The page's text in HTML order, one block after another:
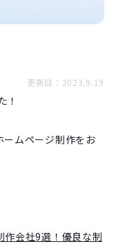
更新日：2023.9.19
！
ームページ制作をお
作会社9選！優良な制